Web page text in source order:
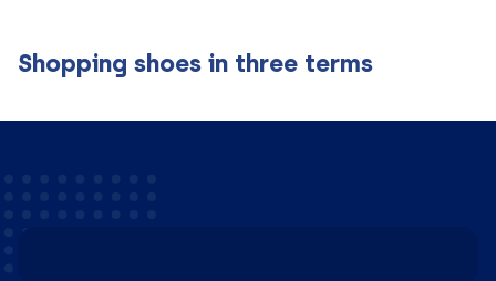
Shopping shoes in three terms